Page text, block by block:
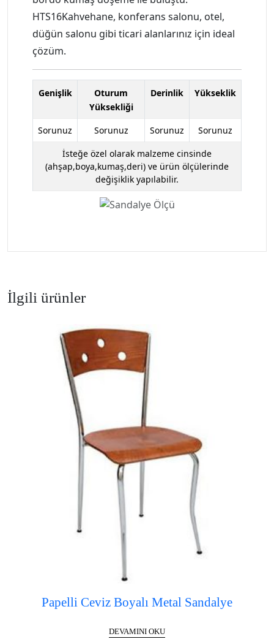
HTS16Kahvehane, konferans salonu, otel,
düğün salonu gibi ticari alanlarınız için ideal
çözüm.
Genişlik
Oturum
Yüksekliği
Derinlik Yükseklik
Sorunuz Sorunuz Sorunuz
Sorunuz
İsteğe özel olarak malzeme cinsinde
(ahşap,boya,kumaş,deri) ve ürün ölçülerinde
değişiklik yapılabilir.
İlgili ürünler
Papelli Ceviz Boyalı Metal Sandalye
DEVAMINI OKU